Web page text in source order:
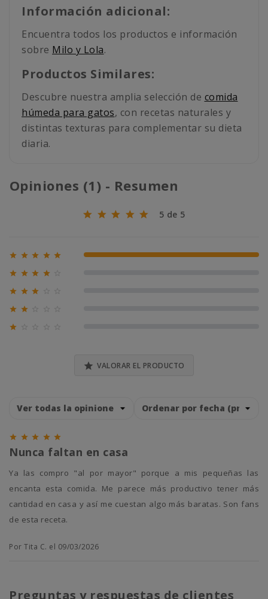
Información adicional:
Encuentra todos los productos e información
sobre Milo y Lola.
Productos Similares:
Descubre nuestra amplia selección de comida
húmeda para gatos, con recetas naturales y
distintas texturas para complementar su dieta
diaria.
Opiniones (1) - Resumen
5 de 5
     100% (1)
   
  
 

 VALORAR EL PRODUCTO
    
Nunca faltan en casa
Ya las compro "al por mayor" porque a mis pequeñas las
encanta esta comida. Me parece más productivo tener más
cantidad en casa y así me cuestan algo más baratas. Son fans
de esta receta.
Por Tita C. el 09/03/2026
Preguntas y respuestas de clientes